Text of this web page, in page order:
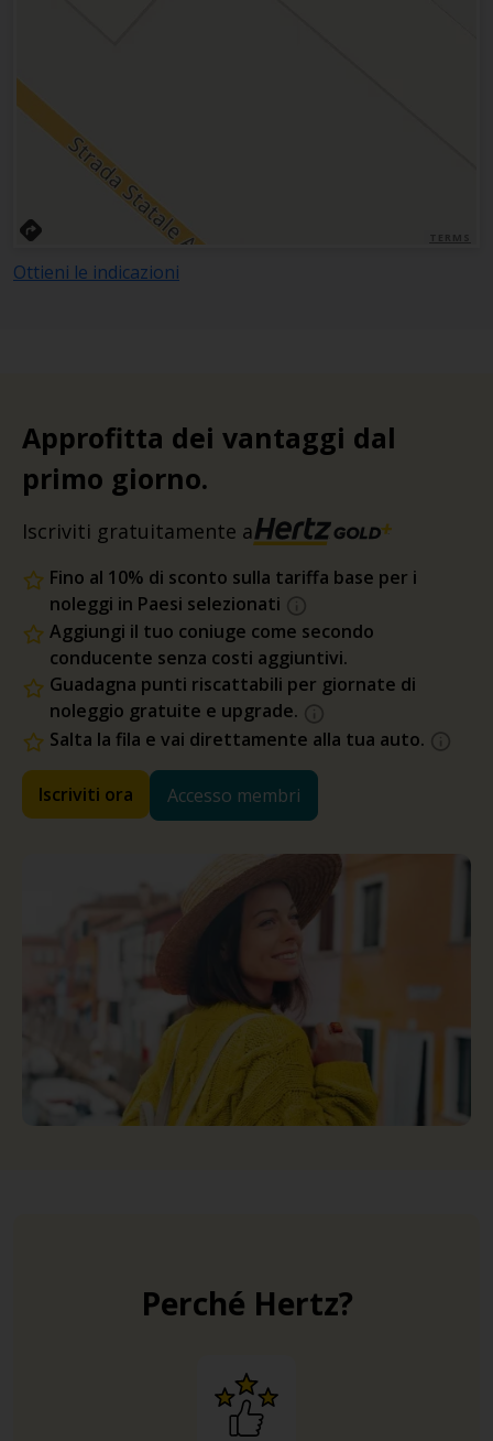
Ottieni le indicazioni
Approfitta dei vantaggi dal
primo giorno.
Iscriviti gratuitamente a
Fino al 10% di sconto sulla tariffa base per i
noleggi in Paesi selezionati
Aggiungi il tuo coniuge come secondo
conducente senza costi aggiuntivi.
Guadagna punti riscattabili per giornate di
noleggio gratuite e upgrade.
Salta la fila e vai direttamente alla tua auto.
Iscriviti ora Accesso membri
Perché Hertz?